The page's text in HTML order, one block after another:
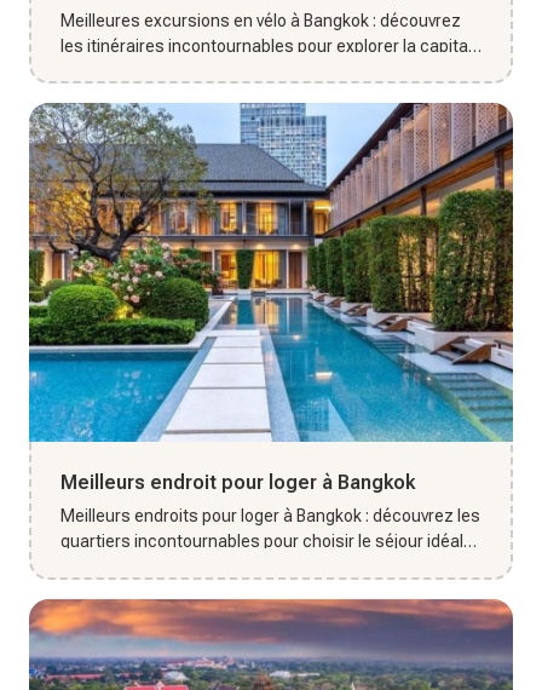
Meilleures excursions en vélo à Bangkok : découvrez
les itinéraires incontournables pour explorer la capitale
Meilleurs endroit pour loger à Bangkok
Meilleurs endroits pour loger à Bangkok : découvrez les
quartiers incontournables pour choisir le séjour idéal